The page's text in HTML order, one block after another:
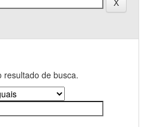
resultado de busca.